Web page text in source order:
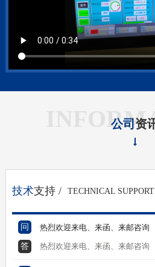
公司 资
技术支持 / TECHNICAL SUPPORT
问 热烈欢迎来电、来函、来邮咨询
答 热烈欢迎来电、来函、来邮咨询